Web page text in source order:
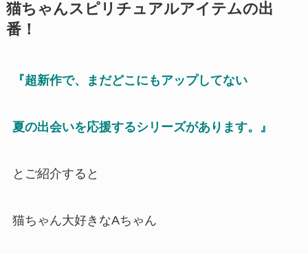
猫ちゃんスピリチュアルアイテムの出
番！
『超新作で、まだどこにもアップしてない
夏の出会いを応援するシリーズがあります。』
とご紹介すると
猫ちゃん大好きなAちゃん